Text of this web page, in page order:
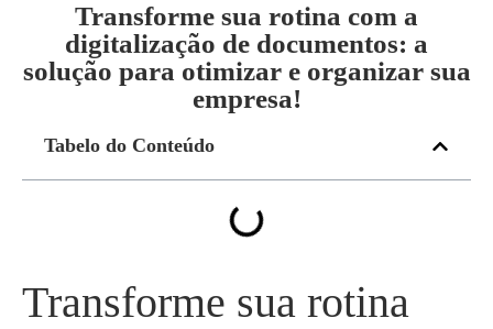
Transforme sua rotina com a
digitalização de documentos: a
solução para otimizar e organizar sua
empresa!
Tabelo do Conteúdo
Transforme sua rotina